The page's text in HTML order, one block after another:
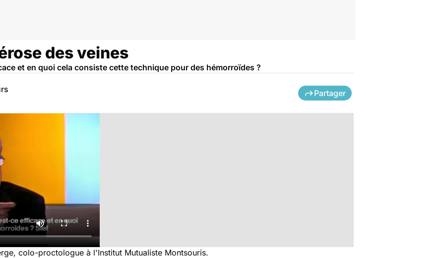
des veines
et en quoi cela consiste cette technique pour des hémorroïdes ?
Partager
colo-proctologue à l'Institut Mutualiste Montsouris.